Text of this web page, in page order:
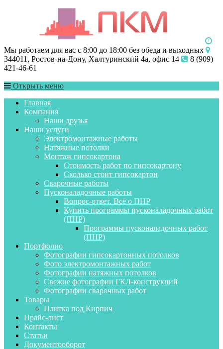
Мы работаем для вас с 8:00 до 18:00 без обеда и выходных
344011, Ростов-на-Дону, Халтуринский 4а, офис 14
8 (909)
421-46-61
Открыть меню
Главная
Компания
Наши друзья
Наши услуги
Электромонтажные работы
Натяжные потолки
Монтаж гипсокартона
Стоимость работ по гипсокартону
Сколько стоит гипсокартон
Сварочные работы
Пусконаладочные работы
Вопрос-ответ. Всё о ПНР
Купить программы пусконаладочных работ
(ПНР)
Программы пусконаладочных работ
(ПНР)
Портфолио
Фотографии гипсокартонных потолков
Фото электромонтажных работ
Фотографии натяжных потолков
Свежие фотографии ГКЛ-конструкций
Фотографии сварочных работ
Товары
Плитка под Кирпич
Прайс-лист
Контакты
Статьи
Документооборот